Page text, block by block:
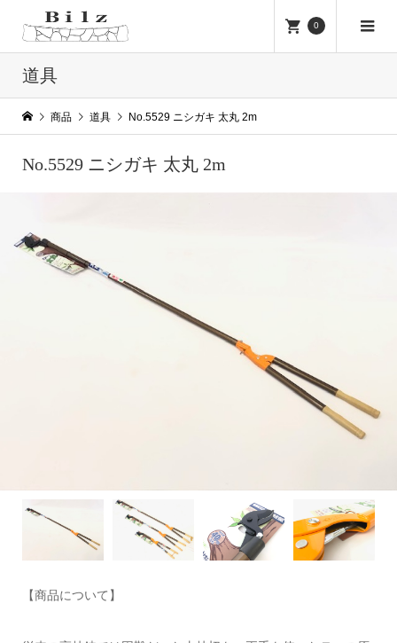
0
道具
商品 道具 No.5529 ニシガキ 太丸 2m
No.5529 ニシガキ 太丸 2m
【商品について】